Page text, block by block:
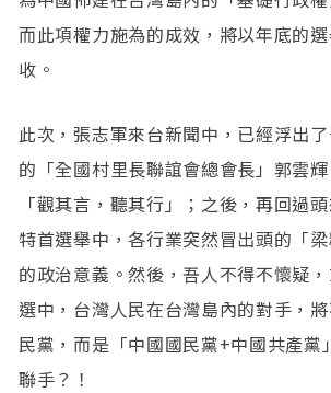
而此項權力施為的成效，將以年底的
收。
此次，張志軍來台新聞中，已經浮出
的「全國村里長聯誼會總會長」郭雲
「觀其言，聽其行」；之後，再回過
特首選舉中，各行業突然冒出頭的「
的政治意義。然後，吾人不得不懷疑
選中，台灣人民在台灣島內的對手，
民黨，而是「中國國民黨+中國共產黨
聯手？！